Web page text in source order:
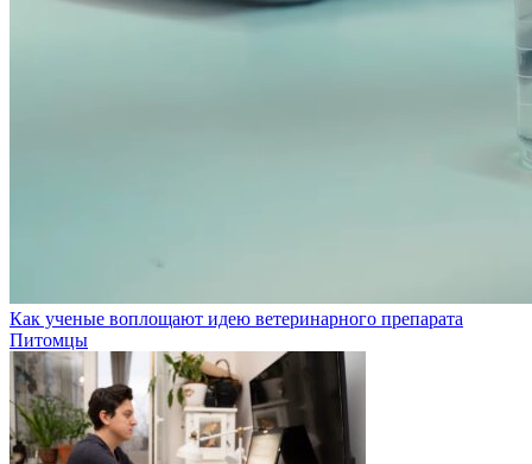
Как ученые воплощают идею ветеринарного препарата
Питомцы